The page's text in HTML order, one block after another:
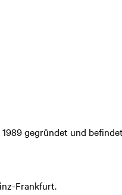
gegründet und
Frankfurt.